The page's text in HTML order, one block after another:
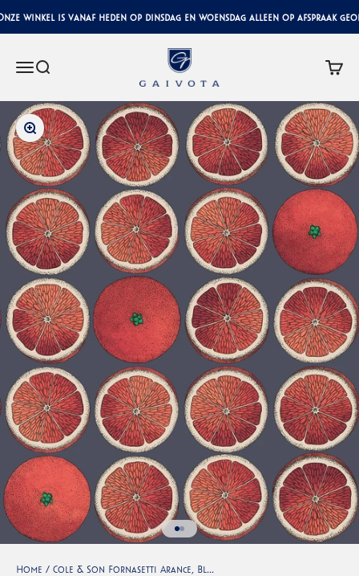
winkel is vanaf heden op dinsdag en woensdag alleen op afspraak
MenuZoeken
Gaivota Luxury Interiors
In-/uitzoomen
Naar artikel 1
Naar artikel 2
Home / Cole & Son Fornasetti Arance, Bl...